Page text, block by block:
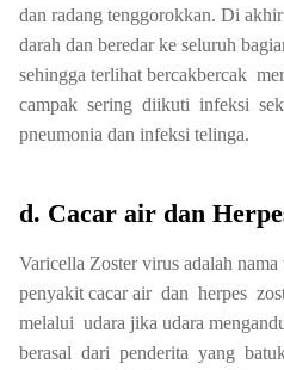
dan radang tenggorokkan. Di
darah dan beredar ke seluruh
sehingga terlihat bercakbercak
campak sering diikuti infeksi
pneumonia dan infeksi telinga.
d. Cacar air dan
Varicella Zoster virus adalah
penyakit cacar air dan herpes
melalui udara jika udara
berasal dari penderita yang